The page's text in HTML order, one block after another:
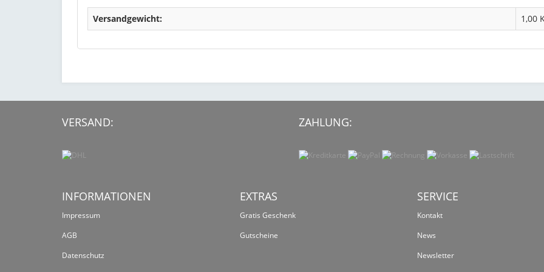
Versandgewicht: 1,00
VERSAND: ZAHLUNG:
INFORMATIONEN
Impressum
AGB
Datenschutz
EXTRAS
Gratis Geschenk
Gutscheine
SERVICE
Kontakt
News
Newsletter